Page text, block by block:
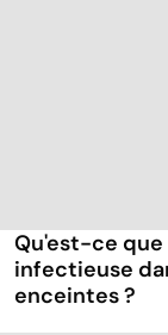
Qu'est-ce
infectieuse
enceintes ?